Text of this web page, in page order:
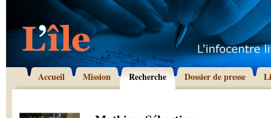
Accueil Mission Recherche Dossier de presse